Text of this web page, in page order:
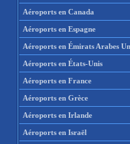
Aéroports en Canada
Aéroports en Espagne
Aéroports en Émirats Arabes
Aéroports en États-Unis
Aéroports en France
Aéroports en Grèce
Aéroports en Irlande
Aéroports en Israël